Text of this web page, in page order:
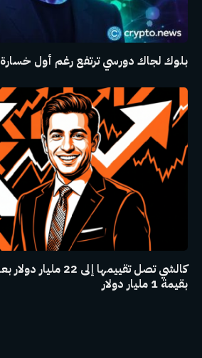
بلوك لجاك دورسي ترتفع رغم أول
كالشي تصل تقييمها
بقيمة 1 مليار دولار